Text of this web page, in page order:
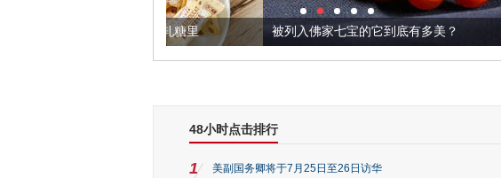
被列入佛家七宝的它到底有多美？
48小时点击排行
1 美副国务卿将于7月25日至26日访华